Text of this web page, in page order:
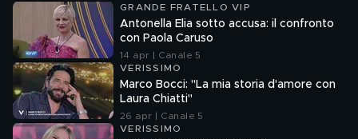
GRANDE FRATELLO VIP
Antonella Elia sotto accusa: il confronto
con Paola Caruso
14 apr | Canale 5
VERISSIMO
Marco Bocci: "La mia storia d'amore con
Laura Chiatti"
26 apr | Canale 5
VERISSIMO